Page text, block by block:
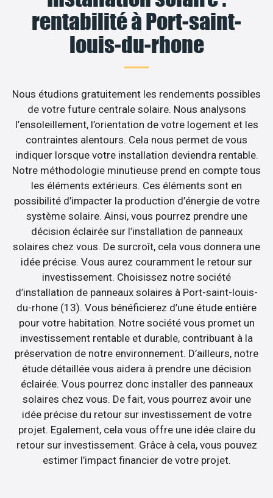
rentabilité à Port-saint-
louis-du-rhone
Nous étudions gratuitement les rendements possibles
de votre future centrale solaire. Nous analysons
l’ensoleillement, l’orientation de votre logement et les
contraintes alentours. Cela nous permet de vous
indiquer lorsque votre installation deviendra rentable.
Notre méthodologie minutieuse prend en compte tous
les éléments extérieurs. Ces éléments sont en
possibilité d’impacter la production d’énergie de votre
système solaire. Ainsi, vous pourrez prendre une
décision éclairée sur l’installation de panneaux
solaires chez vous. De surcroît, cela vous donnera une
idée précise. Vous aurez couramment le retour sur
investissement. Choisissez notre société
d’installation de panneaux solaires à Port-saint-louis-
du-rhone (13). Vous bénéficierez d’une étude entière
pour votre habitation. Notre société vous promet un
investissement rentable et durable, contribuant à la
préservation de notre environnement. D’ailleurs, notre
étude détaillée vous aidera à prendre une décision
éclairée. Vous pourrez donc installer des panneaux
solaires chez vous. De fait, vous pourrez avoir une
idée précise du retour sur investissement de votre
projet. Egalement, cela vous offre une idée claire du
retour sur investissement. Grâce à cela, vous pouvez
estimer l’impact financier de votre projet.